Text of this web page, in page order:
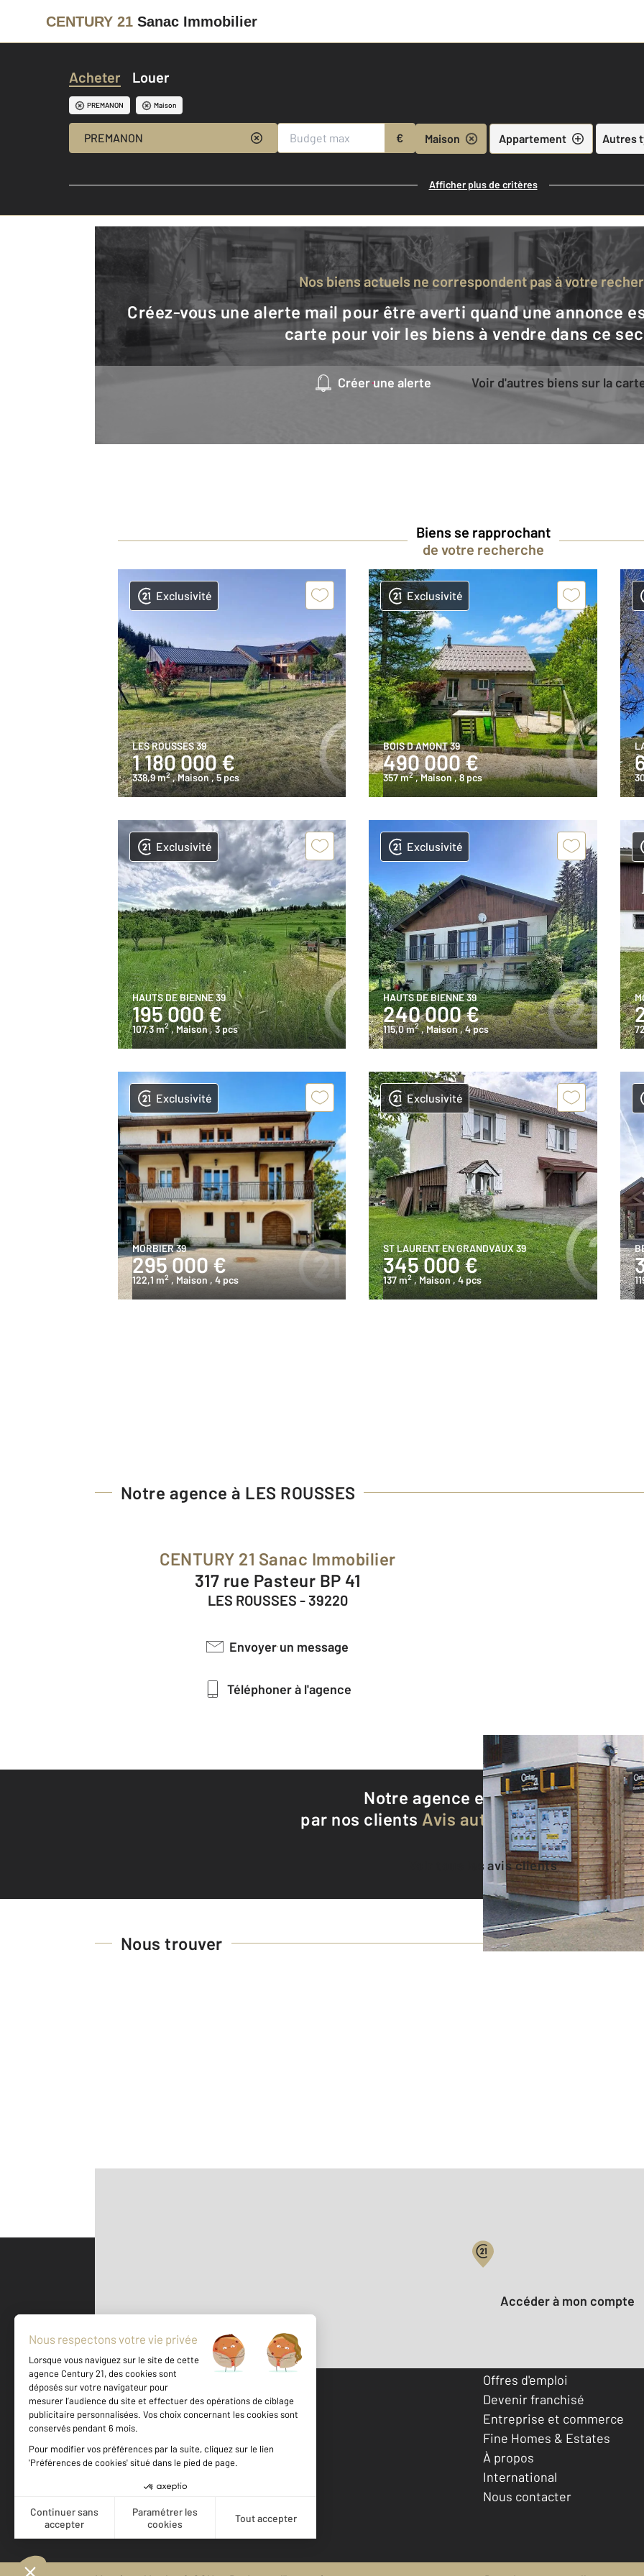
CENTURY 21 Sanac Immobilier
Acheter Louer
PREMANON Maison
PREMANON € Maison Appartement Autres
Afficher plus de critères
Nos biens actuels ne correspondent pas à votre
Créez-vous une alerte mail pour être averti quand une annonce est en ligne et consultez la
carte pour voir les biens à vendre dans ce
Créer une alerte Voir d'autres biens sur la
Biens se rapprochant
de votre recherche
Exclusivité
LES ROUSSES 39
1 180 000 €
338,9 m2 , Maison, 5 pcs
Exclusivité
BOIS D AMONT 39
490 000 €
357 m2 , Maison, 8 pcs
Exclusivité
HAUTS DE BIENNE 39
195 000 €
107,3 m2 , Maison, 3 pcs
Exclusivité
HAUTS DE BIENNE 39
240 000 €
115,0 m2 , Maison, 4 pcs
Exclusivité
MORBIER 39
295 000 €
122,1 m2 , Maison , 4 pcs
Exclusivité
ST LAURENT EN GRANDVAUX 39
345 000 €
137 m2 , Maison , 4 pcs
Notre agence à LES ROUSSES
CENTURY 21 Sanac Immobilier
317 rue Pasteur BP 41
LES ROUSSES - 39220
Envoyer un message
Téléphoner à l'agence
Notre agence est notée9,3/10
par nos clients Avis authentifiés par
Voir tous les avis clients
Nous trouver
500 m ©Mappy
Votre compte :
Accéder à mon compte
Votre agence est notée
Achat
Location
Offres d'emploi
Devenir franchisé
Entreprise et commerce
Fine Homes & Estates
À propos
International
Nous contacter